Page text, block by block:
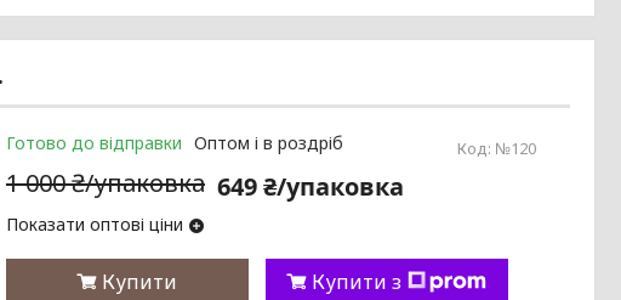
Готово до відправки Оптом і в роздріб Код: №120
1 000 ₴/упаковка 649 ₴/упаковка
Показати оптові ціни
Купити Купити з